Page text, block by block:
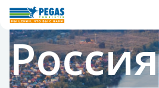
Россия